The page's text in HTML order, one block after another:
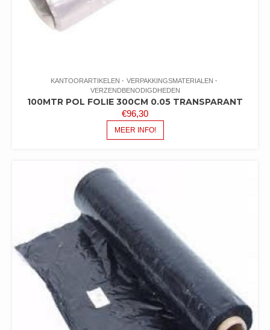
KANTOORARTIKELEN
VERPAKKINGSMATERIALEN
VERZENDBENODIGDHEDEN
100MTR POL FOLIE 300CM 0.05 TRANSPARANT
€96,30
MEER INFO!